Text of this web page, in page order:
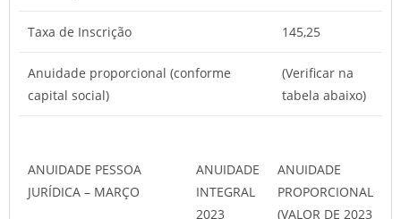
Taxa de Inscrição 145,25
Anuidade proporcional (conforme
capital social)
(Verificar na
tabela abaixo)
ANUIDADE PESSOA
JURÍDICA – MARÇO
ANUIDADE
INTEGRAL
2023
ANUIDADE
PROPORCIONAL
(VALOR DE 2023